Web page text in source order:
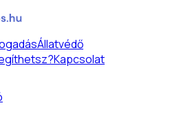
Állatvédő
Kapcsolat